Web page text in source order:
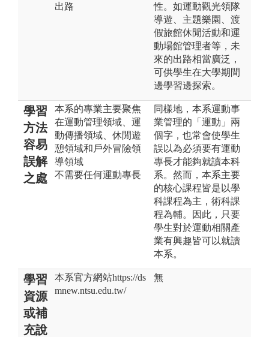
出路
性。如運動觀光領隊
導遊、主題樂園、渡
假旅館休閒活動和運
動場館管理者等，未
來的出路相當廣泛，
可供學生在大學期間
邊學習邊探索。
學習
方法
容易
誤解
之處
本系的專業主要聚焦
在運動管理領域、運
動傳播領域、休閒遊
憩領域和戶外冒險領
導領域
不需要任何運動專長
同樣地，本系運動事
業管理的「運動」兩
個字，也常會使學生
誤以為必須要有運動
專長才能夠就讀本科
系。然而，本系主要
的核心課程皆是以學
科課程為主，術科課
程為輔。因此，只要
學生對於運動相關產
業有興趣皆可以就讀
本系。
學習
資源
或補
充說
本系官方網站https://ds
mnew.ntsu.edu.tw/
無